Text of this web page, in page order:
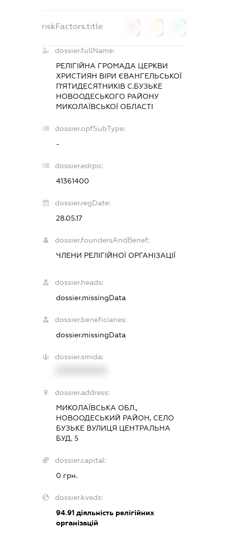
riskFactors.title
dossier.fullName:
РЕЛІГІЙНА ГРОМАДА ЦЕРКВИ
ХРИСТИЯН ВІРИ ЄВАНГЕЛЬСЬКОЇ
П'ЯТИДЕСЯТНИКІВ С.БУЗЬКЕ
НОВООДЕСЬКОГО РАЙОНУ
МИКОЛАЇВСЬКОЇ ОБЛАСТІ
dossier.opfSubType:
-
dossier.edrpo:
41361400
dossier.regDate:
28.05.17
dossier.foundersAndBenef:
ЧЛЕНИ РЕЛІГІЙНОЇ ОРГАНІЗАЦІЇ
dossier.heads:
dossier.missingData
dossier.beneficiaries:
dossier.missingData
dossier.smida:
dossier.address:
МИКОЛАЇВСЬКА ОБЛ.,
НОВООДЕСЬКИЙ РАЙОН, СЕЛО
БУЗЬКЕ ВУЛИЦЯ ЦЕНТРАЛЬНА
БУД. 5
dossier.capital:
0 грн.
dossier.kveds:
94.91діяльність релігійних
організацій